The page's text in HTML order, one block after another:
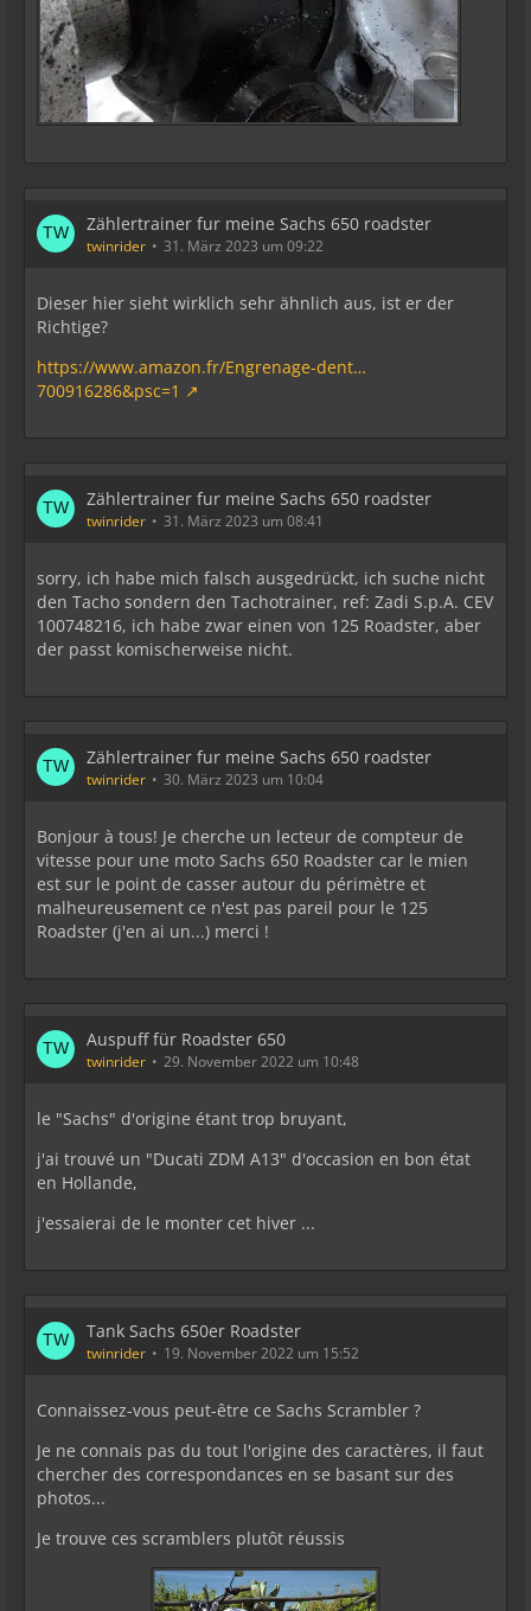
Zählertrainer fur meine Sachs 650 roadster
twinrider 31. März 2023 um 09:22
Dieser hier sieht wirklich sehr ähnlich aus, ist er der
Richtige?
https://www.amazon.fr/Engrenage-dent…
700916286&psc=1
Zählertrainer fur meine Sachs 650 roadster
twinrider 31. März 2023 um 08:41
sorry, ich habe mich falsch ausgedrückt, ich suche nicht
den Tacho sondern den Tachotrainer, ref: Zadi S.p.A. CEV
100748216, ich habe zwar einen von 125 Roadster, aber
der passt komischerweise nicht.
Zählertrainer fur meine Sachs 650 roadster
twinrider 30. März 2023 um 10:04
Bonjour à tous! Je cherche un lecteur de compteur de
vitesse pour une moto Sachs 650 Roadster car le mien
est sur le point de casser autour du périmètre et
malheureusement ce n'est pas pareil pour le 125
Roadster (j'en ai un...) merci !
Auspuff für Roadster 650
twinrider 29. November 2022 um 10:48
le "Sachs" d'origine étant trop bruyant,
j'ai trouvé un "Ducati ZDM A13" d'occasion en bon état
en Hollande,
j'essaierai de le monter cet hiver ...
Tank Sachs 650er Roadster
twinrider 19. November 2022 um 15:52
Connaissez-vous peut-être ce Sachs Scrambler ?
Je ne connais pas du tout l'origine des caractères, il faut
chercher des correspondances en se basant sur des
photos...
Je trouve ces scramblers plutôt réussis